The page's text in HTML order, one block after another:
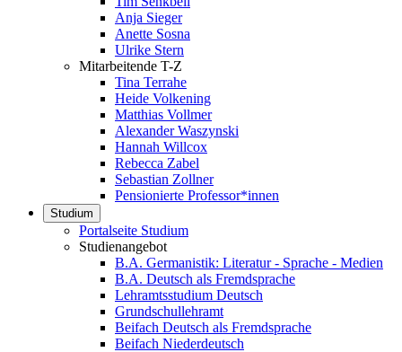
Anja Sieger
Anette Sosna
Ulrike Stern
Mitarbeitende T-Z
Tina Terrahe
Heide Volkening
Matthias Vollmer
Alexander Waszynski
Hannah Willcox
Rebecca Zabel
Sebastian Zollner
Pensionierte Professor*innen
Studium
Portalseite Studium
Studienangebot
B.A. Germanistik: Literatur - Sprache - Medien
B.A. Deutsch als Fremdsprache
Lehramtsstudium Deutsch
Grundschullehramt
Beifach Deutsch als Fremdsprache
Beifach Niederdeutsch